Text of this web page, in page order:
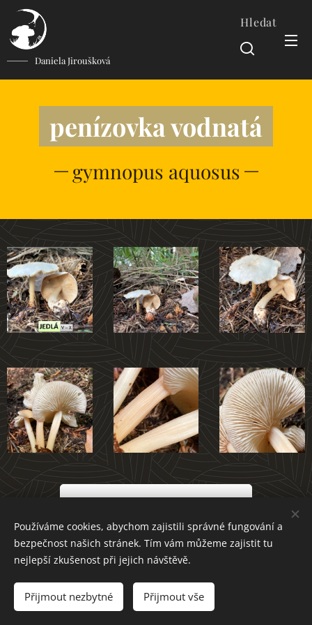
Daniela Jiroušková
Hledat
penízovka vodnatá
gymnopus aquosus
Cookies
Používáme cookies, abychom zajistili správné fungování a
bezpečnost našich stránek. Tím vám můžeme zajistit tu
nejlepší zkušenost při jejich návštěvě.
Přijmout nezbytné Přijmout vše